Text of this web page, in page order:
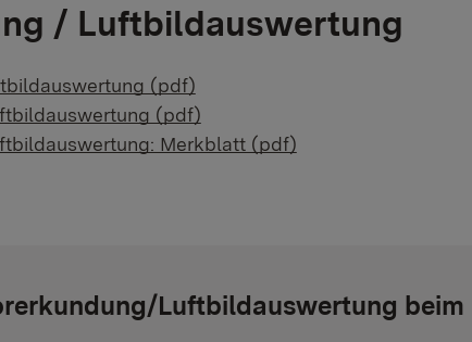
/ Luftbildauswertung
(pdf)
(pdf)
Merkblatt (pdf)
Luftbildauswertung beim